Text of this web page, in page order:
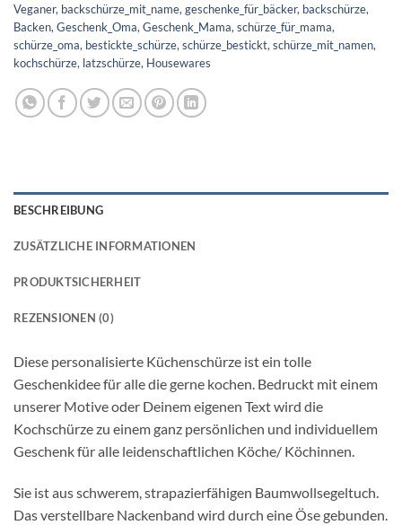
Veganer, backschürze_mit_name, geschenke_für_bäcker, backschürze,
Backen, Geschenk_Oma, Geschenk_Mama, schürze_für_mama,
schürze_oma, bestickte_schürze, schürze_bestickt, schürze_mit_namen,
kochschürze, latzschürze, Housewares
BESCHREIBUNG
ZUSÄTZLICHE INFORMATIONEN
PRODUKTSICHERHEIT
REZENSIONEN (0)
Diese personalisierte Küchenschürze ist ein tolle
Geschenkidee für alle die gerne kochen. Bedruckt mit einem
unserer Motive oder Deinem eigenen Text wird die
Kochschürze zu einem ganz persönlichen und individuellem
Geschenk für alle leidenschaftlichen Köche/ Köchinnen.
Sie ist aus schwerem, strapazierfähigen Baumwollsegeltuch.
Das verstellbare Nackenband wird durch eine Öse gebunden.